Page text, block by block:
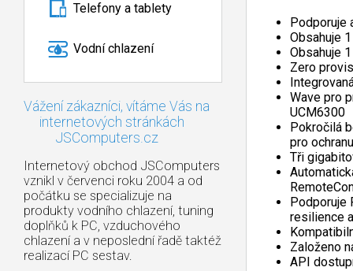
Telefony a tablety
Vodní chlazení
Vážení zákazníci, vítáme Vás na
internetových stránkách
JSComputers.cz
Internetový obchod JSComputers
vznikl v červenci roku 2004 a od
počátku se specializuje na
produkty vodního chlazení, tuning
doplňků k PC, vzduchového
chlazení a v neposlední řadě taktéž
realizací PC sestav.
Podporuje
Obsahuje
Obsahuje
Zero
Wave pro
UCM6300
Pokročilá
pro
Tři
Podporuje
resilience
Založeno
API